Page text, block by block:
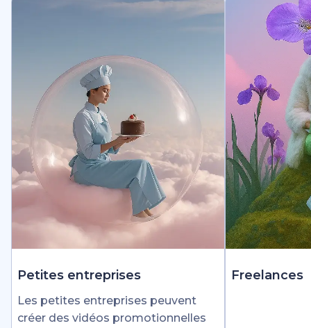
Petites entreprises
Les petites entreprises peuvent
créer des vidéos promotionnelles
Freelances